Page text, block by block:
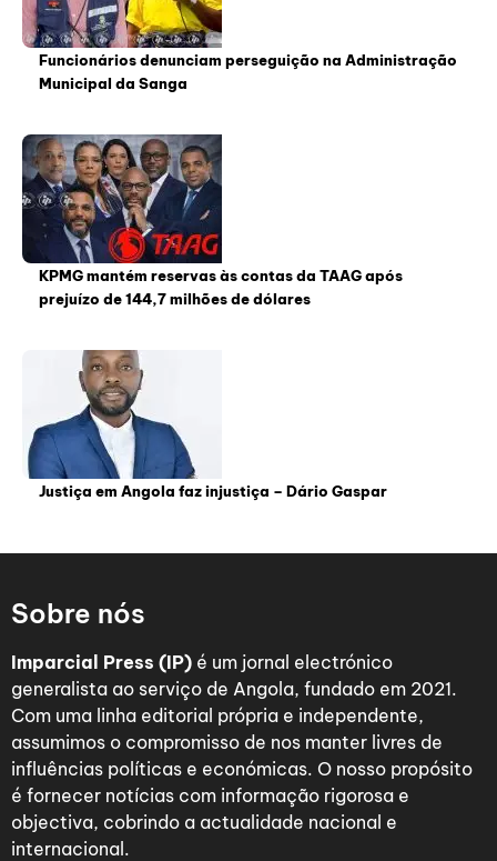
Funcionários denunciam perseguição na Administração
Municipal da Sanga
KPMG mantém reservas às contas da TAAG após
prejuízo de 144,7 milhões de dólares
Justiça em Angola faz injustiça – Dário Gaspar
Sobre nós
Imparcial Press (IP) é um jornal electrónico
generalista ao serviço de Angola, fundado em 2021.
Com uma linha editorial própria e independente,
assumimos o compromisso de nos manter livres de
influências políticas e económicas. O nosso propósito
é fornecer notícias com informação rigorosa e
objectiva, cobrindo a actualidade nacional e
internacional.